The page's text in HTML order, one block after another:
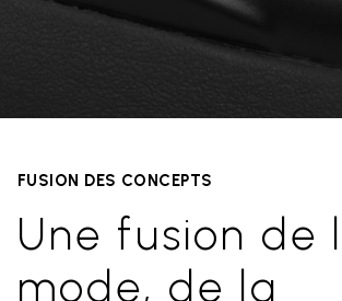
FUSION DES CONCEPTS
Une fusion de
mode, de la